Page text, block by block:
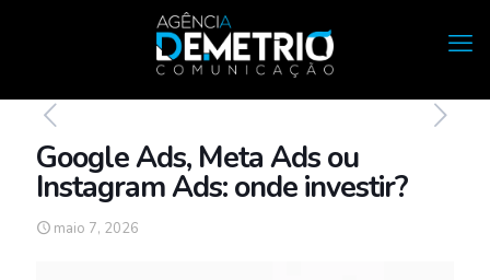
Google Ads, Meta Ads ou
Instagram Ads: onde investir?
maio 7, 2026